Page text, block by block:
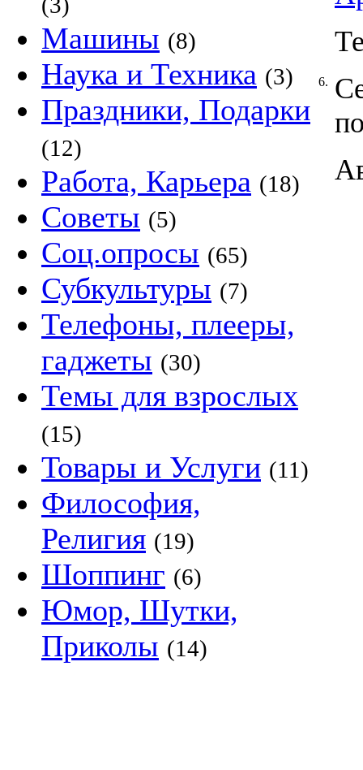
Машины (8)
Наука и Техника (3)
Праздники, Подарки
(12)
Работа, Карьера (18)
Советы (5)
Соц.опросы (65)
Субкультуры (7)
Телефоны, плееры,
гаджеты (30)
Темы для взрослых
(15)
Товары и Услуги (11)
Философия,
Религия (19)
Шоппинг (6)
Юмор, Шутки,
Приколы (14)
6.